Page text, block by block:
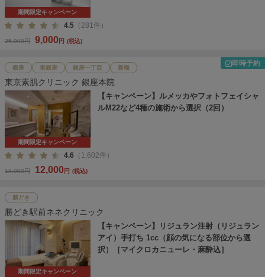
期間限定キャンペーン
4.5 （281件）
25,000円 9,000円 (税込)
銀座 東銀座 銀座一丁目 新橋
即時予約
東京素肌クリニック 銀座本院
期間限定キャンペーン
【キャンペーン】ルメッカやフォトフェイシャ
ルM22など4種の施術から選択（2回）
4.6 （1,602件）
18,000円 12,000円 (税込)
勝どき
勝どき駅前ネネクリニック
期間限定キャンペーン
【キャンペーン】リジュラン注射（リジュラン
アイ）手打ち 1cc（顔の気になる部位から選
択）［マイクロカニューレ・麻酔込］